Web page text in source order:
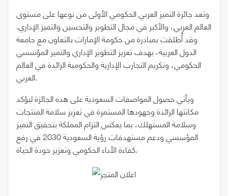
وتعد جائزة التميز العربي الحكومي الأولى من نوعها على مستوى
العالم العربي، والأكبر في مجال التطوير والتحسين والتميز الإداري.
وقد أُطلقت بمبادرة من حكومة الإمارات بالتعاون مع جامعة
الدول العربية، بهدف تعزيز التطوير الإداري والتميز المؤسسي
الحكومي، وتكريم التجارب الإدارية والحكومية الرائدة في العالم
العربي.
ويأتي حصول المواصفات السعودية على هذه الجائزة ليؤكد
مكانتها الرائدة وجهودها المستمرة في تعزيز سلامة المنتجات
وسلامة المستهلك، بما يعكس التزام المملكة بتحقيق التميز
المؤسسي ودعم مستهدفات رؤية السعودية 2030 في رفع
كفاءة الأداء الحكومي وتعزيز جودة الحياة.